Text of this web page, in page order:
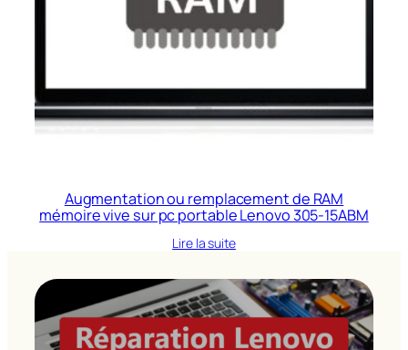
Augmentation ou remplacement de RAM
mémoire vive sur pc portable Lenovo 305-15ABM
Lire la suite